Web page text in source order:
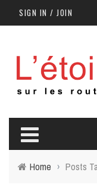
SIGN IN / JOIN
Home › Posts